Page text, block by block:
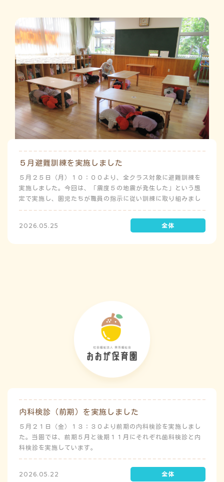
５月避難訓練を実施しました
５月２５日（月）１０：００より、全クラス対象に避難訓練を
実施しました。今回は、「震度５の地震が発生した」という想
定で実施し、園児たちが職員の指示に従い訓練に取り組みまし
た。前庭（駐車場）に全体集合をして人数確認をした後、各ク
ラスに戻り、主担任が防災関係の講話をしました。 ※当園は、
地震発生時は敷地内に避難することを想定（敷地面積が広いた
2026.05.25
内科検診（前期）を実施しました
５月２１日（金）１３：３０より前期の内科検診を実施しまし
た。当園では、前期５月と後期１１月にそれぞれ歯科検診と内
科検診を実施しています。
2026.05.22